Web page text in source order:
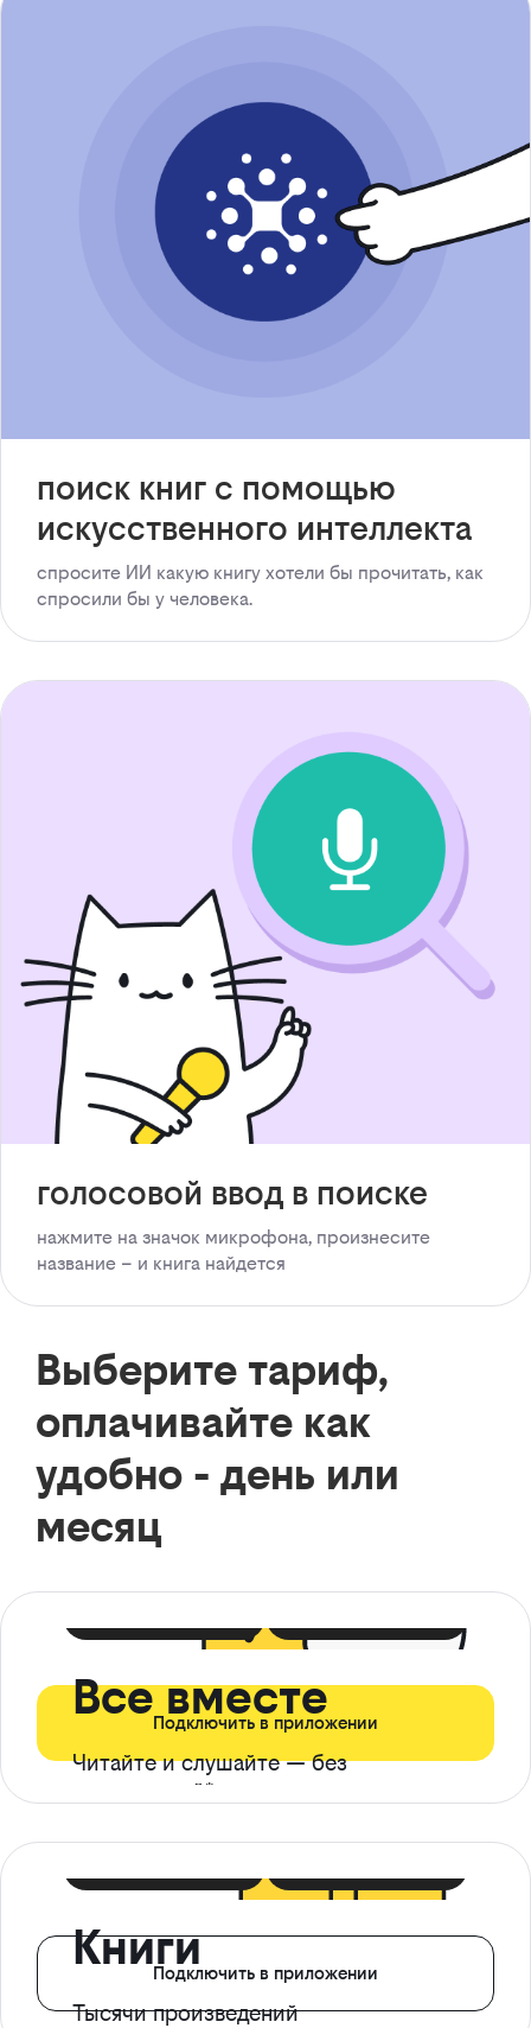
поиск книг с помощью
искусственного интеллекта
спросите ИИ какую книгу хотели бы прочитать, как
спросили бы у человека.
голосовой ввод в поиске
нажмите на значок микрофона, произнесите
название – и книга найдется
Выберите тариф,
оплачивайте как
удобно - день или
месяц
Все вместе
Читайте и слушайте — без
ограничений*
Подключить в приложении
Книги
Тысячи произведений
Подключить в приложении